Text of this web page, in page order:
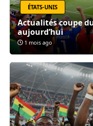
ÉTATS-UNIS
Actualités coupe
aujourd’hui
1 mois ago